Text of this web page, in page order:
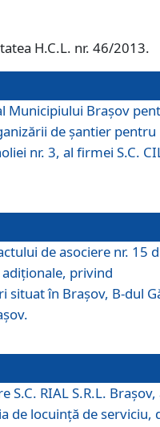
H.C.L. nr. 46/2013.
Municipiului Braşov
de șantier pentru
nr. 3, al firmei S.C.
de asociere nr. 15
privind
situat în Brașov, B-dul
S.C. RIAL S.R.L. Brașov,
de locuință de serviciu,